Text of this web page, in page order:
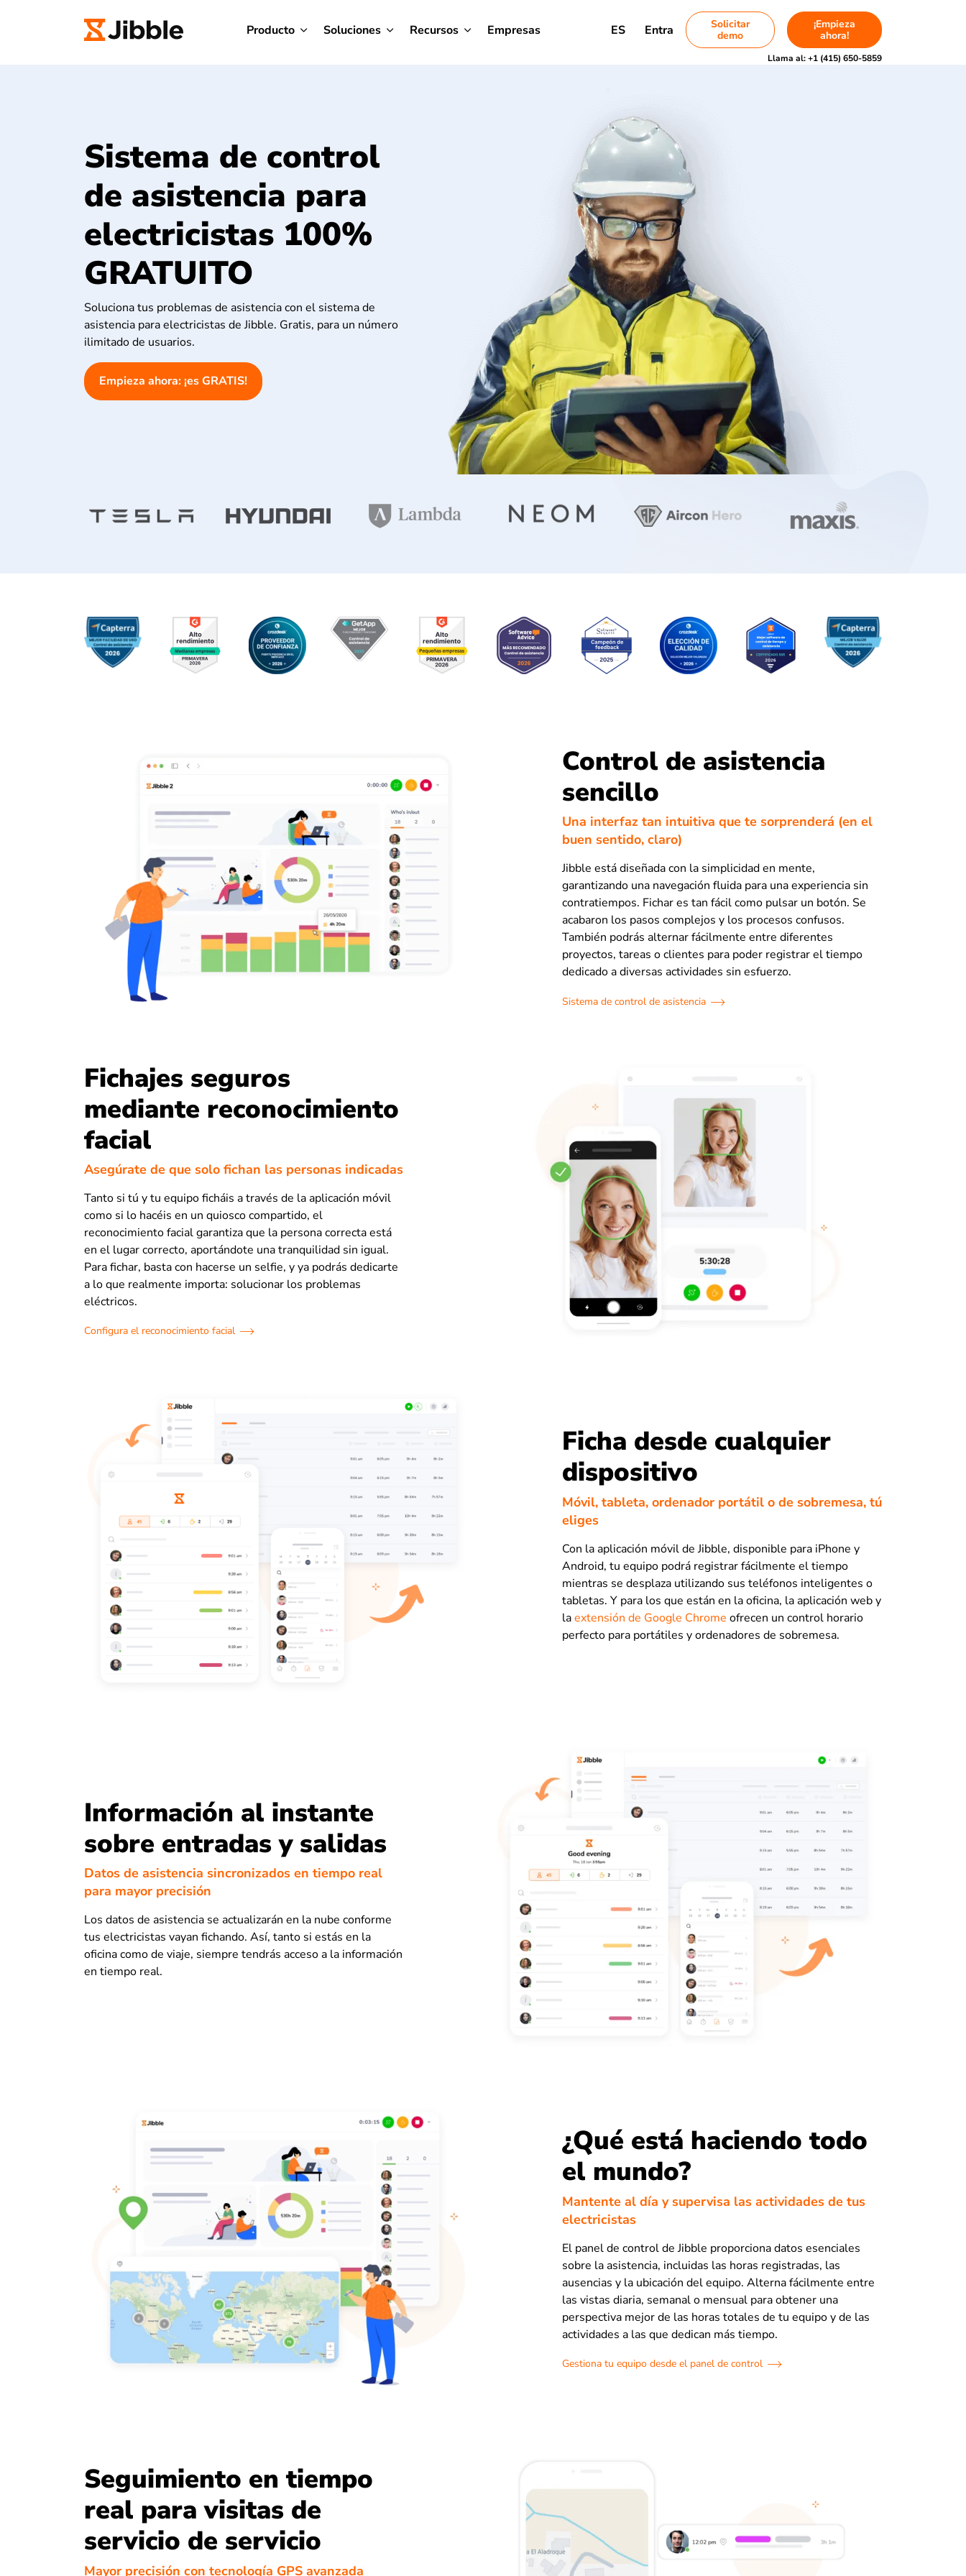
Producto Soluciones Recursos Empresas ES Entra
Solicitar
demo
¡Empieza
ahora!
Llama al:+1 (415) 650-5859
Sistema de control
de asistencia para
electricistas 100%
GRATUITO
Soluciona tus problemas de asistencia con el sistema de
asistencia para electricistas de Jibble. Gratis, para un número
ilimitado de usuarios.
Empieza ahora: ¡es GRATIS!
Control de asistencia
sencillo
Una interfaz tan intuitiva que te sorprenderá (en el
buen sentido, claro)
Jibble está diseñada con la simplicidad en mente,
garantizando una navegación fluida para una experiencia sin
contratiempos. Fichar es tan fácil como pulsar un botón. Se
acabaron los pasos complejos y los procesos confusos.
También podrás alternar fácilmente entre diferentes
proyectos, tareas o clientes para poder registrar el tiempo
dedicado a diversas actividades sin esfuerzo.
Sistema de control de asistencia
Fichajes seguros
mediante reconocimiento
facial
Asegúrate de que solo fichan las personas indicadas
Tanto si tú y tu equipo ficháis a través de la aplicación móvil
como si lo hacéis en un quiosco compartido, el
reconocimiento facial garantiza que la persona correcta está
en el lugar correcto, aportándote una tranquilidad sin igual.
Para fichar, basta con hacerse un selfie, y ya podrás dedicarte
a lo que realmente importa: solucionar los problemas
eléctricos.
Configura el reconocimiento facial
Ficha desde cualquier
dispositivo
Móvil, tableta, ordenador portátil o de sobremesa, tú
eliges
Con la aplicación móvil de Jibble, disponible para iPhone y
Android, tu equipo podrá registrar fácilmente el tiempo
mientras se desplaza utilizando sus teléfonos inteligentes o
tabletas. Y para los que están en la oficina, la aplicación web y
laextensión de Google Chrome ofrecen un control horario
perfecto para portátiles y ordenadores de sobremesa.
Información al instante
sobre entradas y salidas
Datos de asistencia sincronizados en tiempo real
para mayor precisión
Los datos de asistencia se actualizarán en la nube conforme
tus electricistas vayan fichando. Así, tanto si estás en la
oficina como de viaje, siempre tendrás acceso a la información
en tiempo real.
¿Qué está haciendo todo
el mundo?
Mantente al día y supervisa las actividades de tus
electricistas
El panel de control de Jibble proporciona datos esenciales
sobre la asistencia, incluidas las horas registradas, las
ausencias y la ubicación del equipo. Alterna fácilmente entre
las vistas diaria, semanal o mensual para obtener una
perspectiva mejor de las horas totales de tu equipo y de las
actividades a las que dedican más tiempo.
Gestiona tu equipo desde el panel de control
Seguimiento en tiempo
real para visitas de
servicio de servicio
Mayor precisión con tecnología GPS avanzada